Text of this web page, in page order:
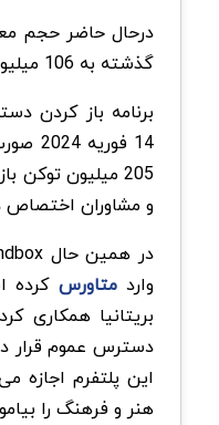
گذشته به 106 میلیون دلار رسیده است.
14
205 میلیون
و مشاوران
واردمتاورس
بریتانیا همکاری
دسترس عموم قرار
این پلتفرم اجازه
هنر و فرهنگ را